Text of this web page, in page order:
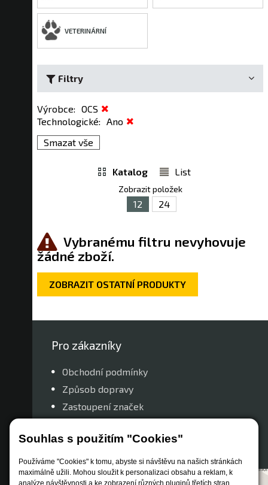
Souhlas s použitím "Cookies"
Používáme "Cookies" k tomu, abyste si návštěvu na našich stránkách
maximálně užili. Mohou sloužit k personalizaci obsahu a reklam, k
VETERINÁRNÍ
Filtry
Výrobce: OCS
Technologické: Ano
Smazat vše
Katalog List
Zobrazit položek
12 24
Vybranému filtru nevyhovuje
žádné zboží.
ZOBRAZIT OSTATNÍ PRODUKTY
Pro zákazníky
Obchodní podmínky
Způsob dopravy
Zastoupení značek
Nastavení soukromí